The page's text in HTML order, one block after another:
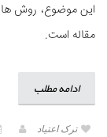
این موضوع، روش ها
مقاله است.
ادامه مطلب
ترک اعتیاد